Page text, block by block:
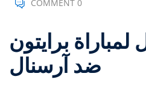
COMMENT 0
برايتون
ضد آرسنال